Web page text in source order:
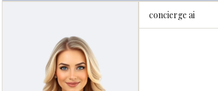
concierge ai